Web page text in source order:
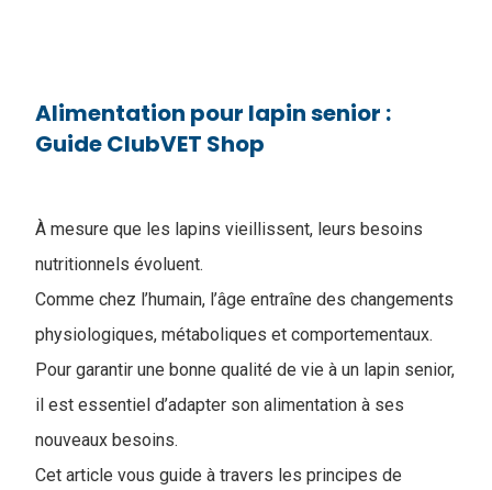
Alimentation pour lapin senior :
Guide ClubVET Shop
À mesure que les lapins vieillissent, leurs besoins
nutritionnels évoluent.
Comme chez l’humain, l’âge entraîne des changements
physiologiques, métaboliques et comportementaux.
Pour garantir une bonne qualité de vie à un lapin senior,
il est essentiel d’adapter son alimentation à ses
nouveaux besoins.
Cet article vous guide à travers les principes de